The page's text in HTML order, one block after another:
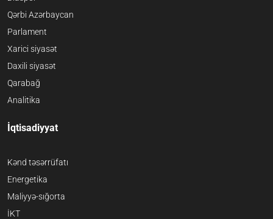
Qərbi Azərbaycan
Parlament
Xarici siyasət
Daxili siyasət
Qarabağ
Analitika
İqtisadiyyat
Kənd təsərrüfatı
Energetika
Maliyyə-sığorta
İKT